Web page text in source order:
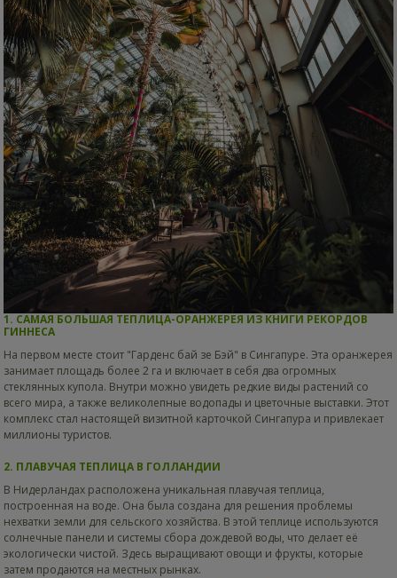
1. САМАЯ БОЛЬШАЯ ТЕПЛИЦА-ОРАНЖЕРЕЯ ИЗ КНИГИ РЕКОРДОВ
ГИННЕСА
На первом месте стоит "Гарденс бай зе Бэй" в Сингапуре. Эта оранжерея
занимает площадь более 2 га и включает в себя два огромных
стеклянных купола. Внутри можно увидеть редкие виды растений со
всего мира, а также великолепные водопады и цветочные выставки. Этот
комплекс стал настоящей визитной карточкой Сингапура и привлекает
миллионы туристов.
2. ПЛАВУЧАЯ ТЕПЛИЦА В ГОЛЛАНДИИ
В Нидерландах расположена уникальная плавучая теплица,
построенная на воде. Она была создана для решения проблемы
нехватки земли для сельского хозяйства. В этой теплице используются
солнечные панели и системы сбора дождевой воды, что делает её
экологически чистой. Здесь выращивают овощи и фрукты, которые
затем продаются на местных рынках.